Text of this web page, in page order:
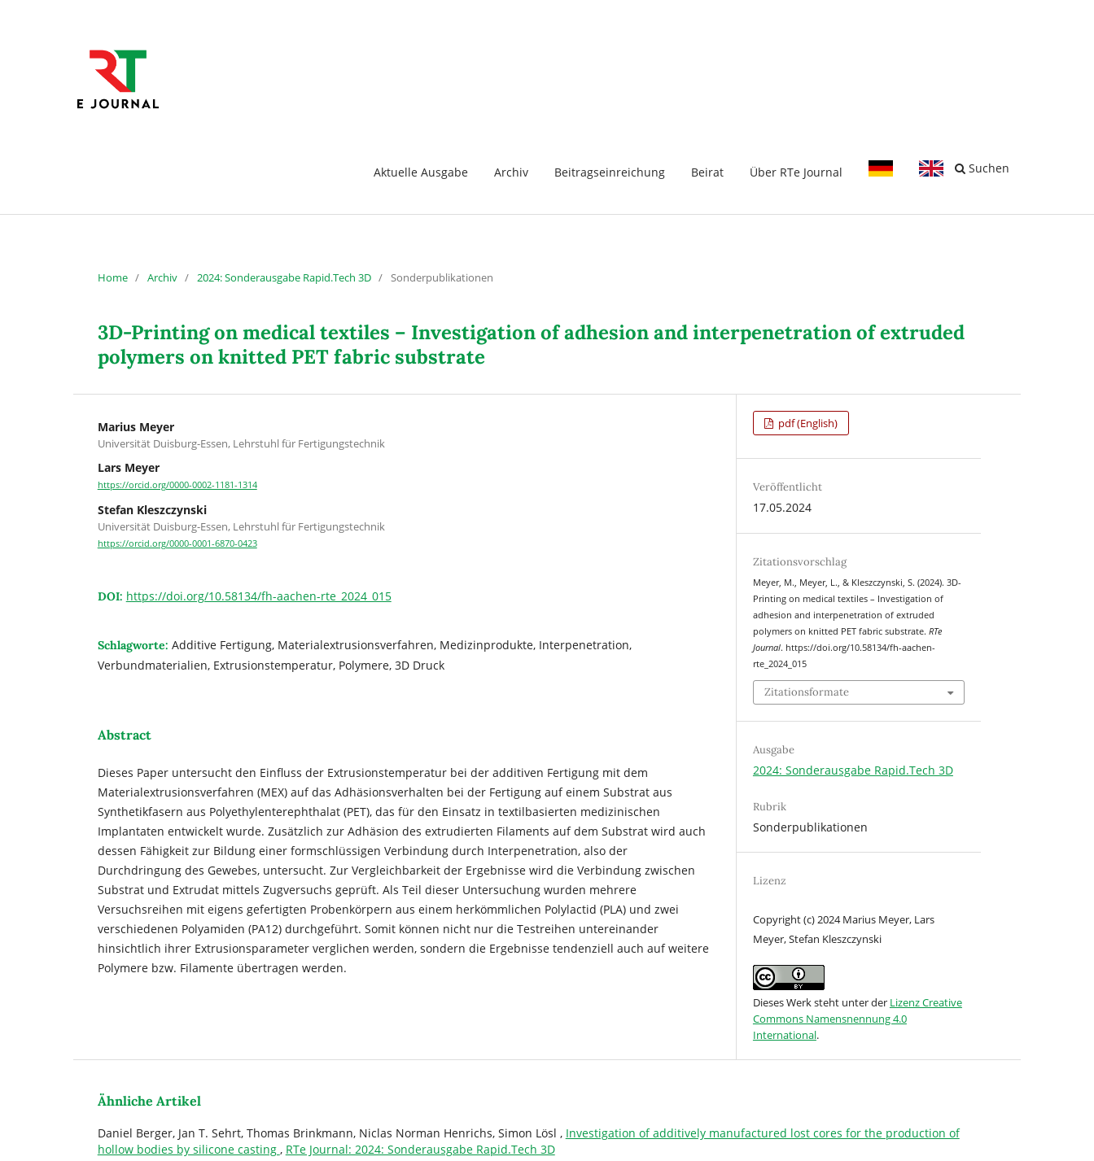
Aktuelle Ausgabe Archiv Beitragseinreichung Beirat Über RTe Journal Suchen
Home / Archiv / 2024: Sonderausgabe Rapid.Tech 3D / Sonderpublikationen
3D-Printing on medical textiles – Investigation of adhesion and interpenetration of extruded
polymers on knitted PET fabric substrate
Marius Meyer
Universität Duisburg-Essen, Lehrstuhl für Fertigungstechnik
Lars Meyer
https://orcid.org/0000-0002-1181-1314
Stefan Kleszczynski
Universität Duisburg-Essen, Lehrstuhl für Fertigungstechnik
https://orcid.org/0000-0001-6870-0423
DOI: https://doi.org/10.58134/fh-aachen-rte_2024_015
Schlagworte: Additive Fertigung, Materialextrusionsverfahren, Medizinprodukte, Interpenetration,
Verbundmaterialien, Extrusionstemperatur, Polymere, 3D Druck
Abstract
Dieses Paper untersucht den Einfluss der Extrusionstemperatur bei der additiven Fertigung mit dem
Materialextrusionsverfahren (MEX) auf das Adhäsionsverhalten bei der Fertigung auf einem Substrat aus
Synthetikfasern aus Polyethylenterephthalat (PET), das für den Einsatz in textilbasierten medizinischen
Implantaten entwickelt wurde. Zusätzlich zur Adhäsion des extrudierten Filaments auf dem Substrat wird auch
dessen Fähigkeit zur Bildung einer formschlüssigen Verbindung durch Interpenetration, also der
Durchdringung des Gewebes, untersucht. Zur Vergleichbarkeit der Ergebnisse wird die Verbindung zwischen
Substrat und Extrudat mittels Zugversuchs geprüft. Als Teil dieser Untersuchung wurden mehrere
Versuchsreihen mit eigens gefertigten Probenkörpern aus einem herkömmlichen Polylactid (PLA) und zwei
verschiedenen Polyamiden (PA12) durchgeführt. Somit können nicht nur die Testreihen untereinander
hinsichtlich ihrer Extrusionsparameter verglichen werden, sondern die Ergebnisse tendenziell auch auf weitere
Polymere bzw. Filamente übertragen werden.
pdf (English)
Veröffentlicht
17.05.2024
Zitationsvorschlag
Meyer, M., Meyer, L., & Kleszczynski, S. (2024). 3D-
Printing on medical textiles – Investigation of
adhesion and interpenetration of extruded
polymers on knitted PET fabric substrate. RTe
Journal. https://doi.org/10.58134/fh-aachen-
rte_2024_015
Zitationsformate
Ausgabe
2024: Sonderausgabe Rapid.Tech 3D
Rubrik
Sonderpublikationen
Lizenz
Copyright (c) 2024 Marius Meyer, Lars
Meyer, Stefan Kleszczynski
Dieses Werk steht unter der Lizenz Creative
Commons Namensnennung 4.0
International.
Ähnliche Artikel
Daniel Berger, Jan T. Sehrt, Thomas Brinkmann, Niclas Norman Henrichs, Simon Lösl , Investigation of additively manufactured lost cores for the production of
hollow bodies by silicone casting , RTe Journal: 2024: Sonderausgabe Rapid.Tech 3D